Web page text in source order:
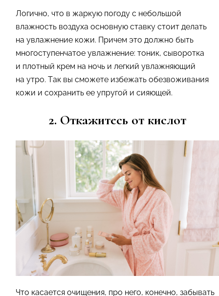
Логично, что в жаркую погоду с небольшой
влажность воздуха основную ставку стоит делать
на увлажнение кожи. Причем это должно быть
многоступенчатое увлажнение: тоник, сыворотка
и плотный крем на ночь и легкий увлажняющий
на утро. Так вы сможете избежать обезвоживания
кожи и сохранить ее упругой и сияющей.
2. Откажитесь от кислот
Что касается очищения, про него, конечно, забывать